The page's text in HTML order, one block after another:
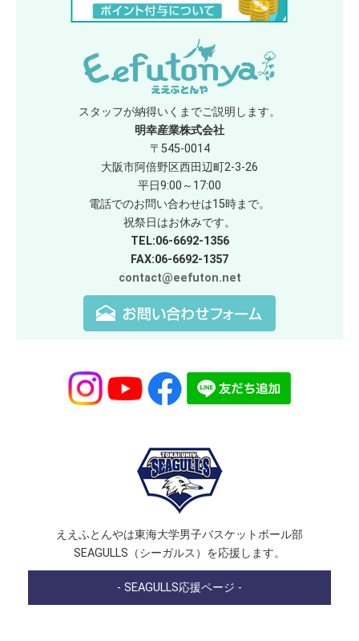
スタッフが納得いくまでご説明します。
明幸産業株式会社
〒545-0014
大阪市阿倍野区西田辺町2-3-26
平日9:00～17:00
電話でのお問い合わせは15時まで。
祝祭日はお休みです。
TEL:06-6692-1356
FAX:06-6692-1357
contact@eefuton.net
ええふとんやは東海大学男子バスケットボール部
SEAGULLS（シーガルス）を応援します。
- SEAGULLS応援ページ -